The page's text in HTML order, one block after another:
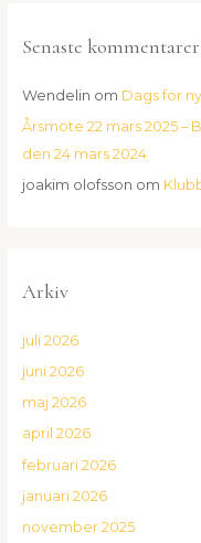
Senaste kommentarer
Wendelin om Dags för
Årsmöte 22 mars 2025 –
den 24 mars 2024
joakim olofsson om
Arkiv
juli 2026
juni 2026
maj 2026
april 2026
februari 2026
januari 2026
november 2025